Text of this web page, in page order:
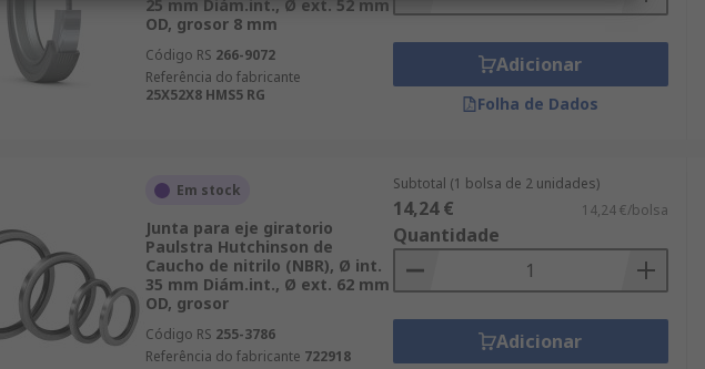
25 mm Diám.int., Ø ext. 52 mm
OD, grosor 8 mm
Código RS 266-9072
Referência do fabricante
25X52X8 HMS5 RG
Adicionar
Folha de Dados
Em stock
Junta para eje giratorio
Paulstra Hutchinson de
Caucho de nitrilo (NBR), Ø int.
35 mm Diám.int., Ø ext. 62 mm
OD, grosor
Código RS 255-3786
Referência do fabricante 722918
Subtotal (1 bolsa de 2 unidades)
14,24 € 14,24 €/bolsa
Quantidade
Adicionar